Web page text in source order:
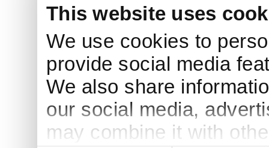
This website uses
We use cookies to
provide social media
We also share
our social media,
may combine it with